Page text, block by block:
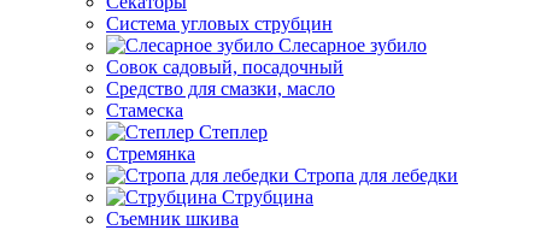
Система угловых струбцин
Слесарное зубило
Совок садовый, посадочный
Средство для смазки, масло
Стамеска
Степлер
Стремянка
Стропа для лебедки
Струбцина
Съемник шкива